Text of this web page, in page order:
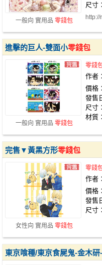
一般向 實用品 零錢包
尺寸
一般向 實用品 零錢包
進擊的巨人-雙面小零錢包
零錢
作者
價格
發售
尺寸
材質
女性向 實用品 零錢包
完售▼黃黑方形零錢包
零錢
作者
價格
發售
尺寸
東京喰種/東京食屍鬼-金木研